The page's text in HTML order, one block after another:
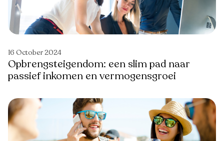
16 October 2024
Opbrengsteigendom: een slim pad naar
passief inkomen en vermogensgroei